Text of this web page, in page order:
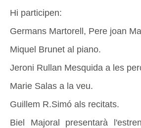
Hi participen:
Germans Martorell, Pere joan
Miquel Brunet al piano.
Jeroni Rullan Mesquida a les
Marie Salas a la veu.
Guillem R.Simó als recitats.
Biel Majoral presentarà